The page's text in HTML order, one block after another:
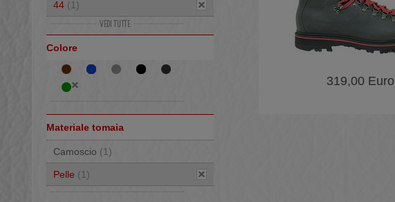
44 (1)
45 (1)
46(1)
Colore
Materiale tomaia
Camoscio (1)
Pelle (1)
319,00 Euro